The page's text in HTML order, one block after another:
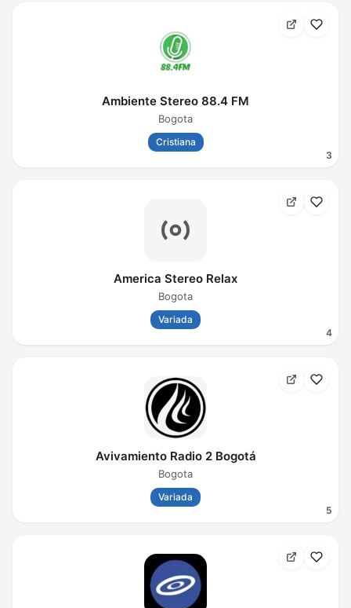
3
Ambiente Stereo 88.4 FM
Bogota
Cristiana
4
America Stereo Relax
Bogota
Variada
5
Avivamiento Radio 2 Bogotá
Bogota
Variada